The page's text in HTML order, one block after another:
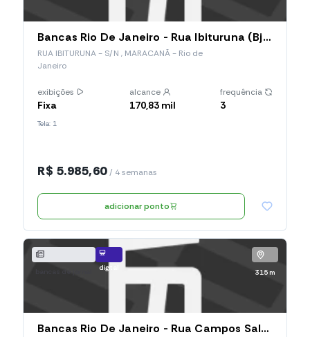
Bancas Rio De Janeiro - Rua Ibituruna (Bj470), RUA IBITURUNA
RUA IBITURUNA - S/N , MARACANÃ - Rio de
Janeiro
exibições
Fixa
alcance
170,83 mil
frequência
3
Tela: 1
R$ 5.985,60/ 4 semanas
adicionar ponto
digital
315 m
Bancas Rio De Janeiro - Rua Campos Sales, 188 (Ledb-252), Rua Campos Sales